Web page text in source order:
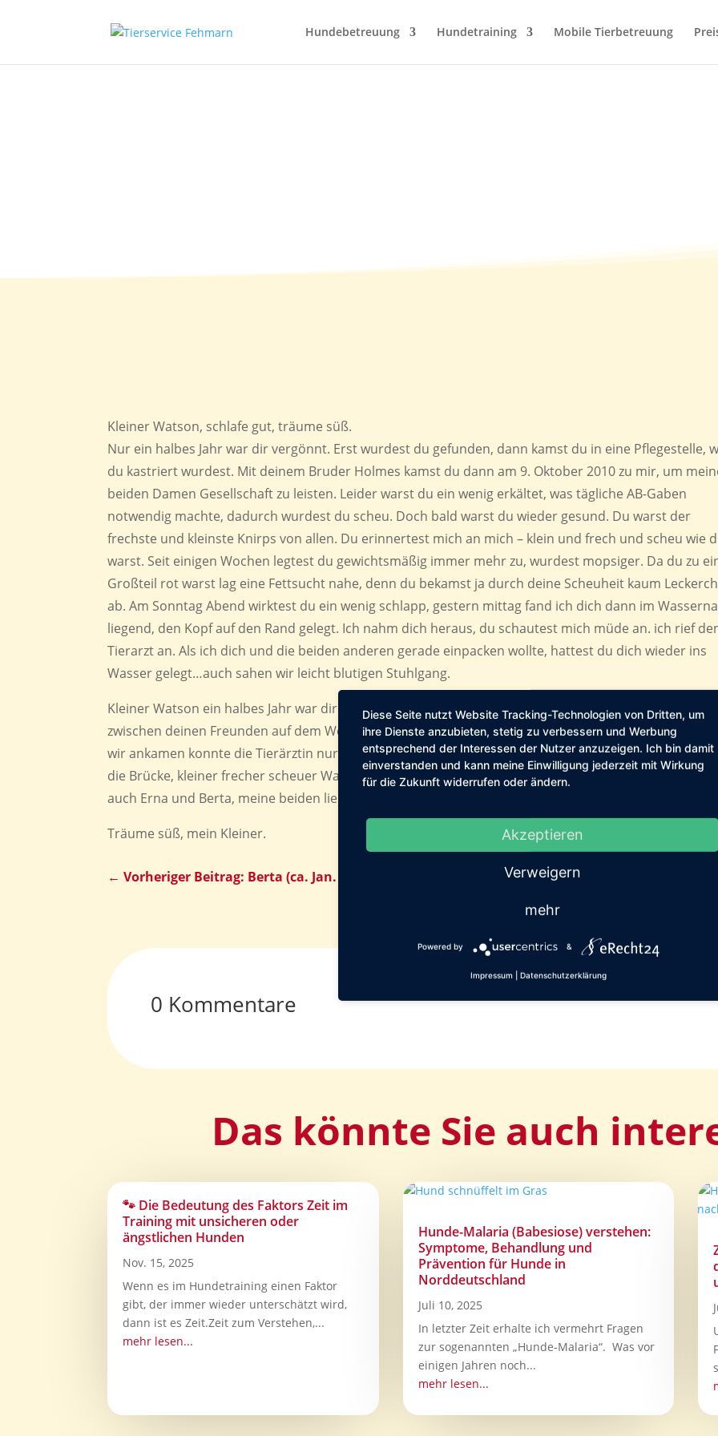
Hundebetreuung Hundetraining Mobile Tierbetreuung
Kleiner Watson, schlafe gut, träume süß.
Nur ein halbes Jahr war dir vergönnt. Erst wurdest du gefunden, dann kamst du in eine Pflegestelle,
du kastriert wurdest. Mit deinem Bruder Holmes kamst du dann am 9. Oktober 2010 zu mir, um
beiden Damen Gesellschaft zu leisten. Leider warst du ein wenig erkältet, was tägliche AB-Gaben
notwendig machte, dadurch wurdest du scheu. Doch bald warst du wieder gesund. Du warst der
frechste und kleinste Knirps von allen. Du erinnertest mich an mich – klein und frech und scheu wie
warst. Seit einigen Wochen legtest du gewichtsmäßig immer mehr zu, wurdest mopsiger. Da du zu
Großteil rot warst lag eine Fettsucht nahe, denn du bekamst ja durch deine Scheuheit kaum
ab. Am Sonntag Abend wirktest du ein wenig schlapp, gestern mittag fand ich dich dann im
liegend, den Kopf auf den Rand gelegt. Ich nahm dich heraus, du schautest mich müde an. ich rief
Tierarzt an. Als ich dich und die beiden anderen gerade einpacken wollte, hattest du dich wieder ins
Wasser gelegt…auch sahen wir leicht blutigen Stuhlgang.
Kleiner Watson ein halbes Jahr war dir vergönnt, genau 2 Monate und 1 Tag warst du bei mir. Du
zwischen deinen Freunden auf dem Weg zum Tierarzt ein – im Radio lief der Song ‚Over the Rainbow‘.
wir ankamen konnte die Tierärztin nur noch deinen Tod feststellen, es tut mir so leid. Komme gut über
die Brücke, kleiner frecher scheuer Watson, ich hoffe es geht dir gut, dort wo du jetzt bist. Grüße mir
auch Erna und Berta, meine beiden lieben Mädels. Ich werde keinen von euch je vergessen.
Träume süß, mein Kleiner.
←Vorheriger Beitrag: Berta (ca. Jan. 2010 – 11.09.2010)
0 Kommentare
Das könnte Sie auch
🐾 Die Bedeutung des Faktors Zeit im
Training mit unsicheren oder
ängstlichen Hunden
Nov. 15, 2025
Wenn es im Hundetraining einen Faktor
gibt, der immer wieder unterschätzt wird,
dann ist es Zeit.Zeit zum Verstehen,...
mehr lesen...
Hunde-Malaria (Babesiose) verstehen:
Symptome, Behandlung und
Prävention für Hunde in
Norddeutschland
Juli 10, 2025
In letzter Zeit erhalte ich vermehrt Fragen
zur sogenannten „Hunde-Malaria“. Was vor
einigen Jahren noch...
mehr lesen...
Diese Seite nutzt Website Tracking-Technologien von Dritten, um
ihre Dienste anzubieten, stetig zu verbessern und Werbung
entsprechend der Interessen der Nutzer anzuzeigen. Ich bin damit
einverstanden und kann meine Einwilligung jederzeit mit Wirkung
für die Zukunft widerrufen oder ändern.
Akzeptieren
Verweigern
mehr
Powered by &
Impressum Datenschutzerklärung